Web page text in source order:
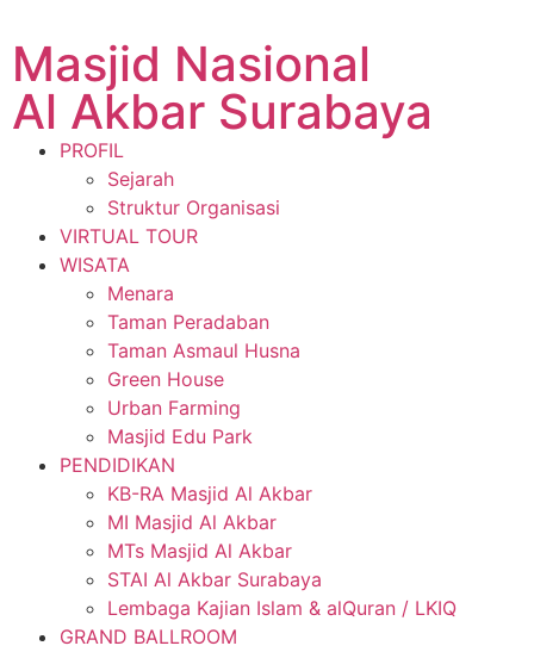
Masjid Nasional
Al Akbar Surabaya
PROFIL
Sejarah
Struktur Organisasi
VIRTUAL TOUR
WISATA
Menara
Taman Peradaban
Taman Asmaul Husna
Green House
Urban Farming
Masjid Edu Park
PENDIDIKAN
KB-RA Masjid Al Akbar
MI Masjid Al Akbar
MTs Masjid Al Akbar
STAI Al Akbar Surabaya
Lembaga Kajian Islam & alQuran / LKIQ
GRAND BALLROOM